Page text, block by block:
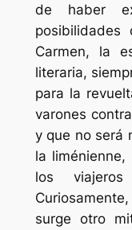
de haber
Carmen, la
literaria,
para la
varones
y que no será
la liménienne,
los
surge otro